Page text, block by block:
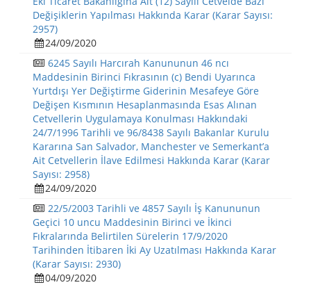
Değişiklerin Yapılması Hakkında Karar (Karar Sayısı:
2957)
24/09/2020
6245 Sayılı Harcırah Kanununun 46 ncı
Maddesinin Birinci Fıkrasının (c) Bendi Uyarınca
Yurtdışı Yer Değiştirme Giderinin Mesafeye Göre
Değişen Kısmının Hesaplanmasında Esas Alınan
Cetvellerin Uygulamaya Konulması Hakkındaki
24/7/1996 Tarihli ve 96/8438 Sayılı Bakanlar Kurulu
Kararına San Salvador, Manchester ve Semerkant’a
Ait Cetvellerin İlave Edilmesi Hakkında Karar (Karar
Sayısı: 2958)
24/09/2020
22/5/2003 Tarihli ve 4857 Sayılı İş Kanununun
Geçici 10 uncu Maddesinin Birinci ve İkinci
Fıkralarında Belirtilen Sürelerin 17/9/2020
Tarihinden İtibaren İki Ay Uzatılması Hakkında Karar
(Karar Sayısı: 2930)
04/09/2020